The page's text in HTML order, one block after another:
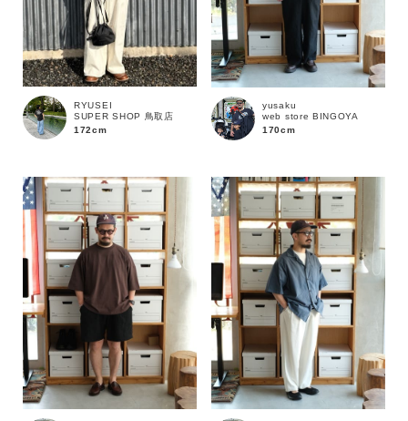
RYUSEI
SUPER SHOP 鳥取店
172cm
yusaku
web store BINGOYA
170cm